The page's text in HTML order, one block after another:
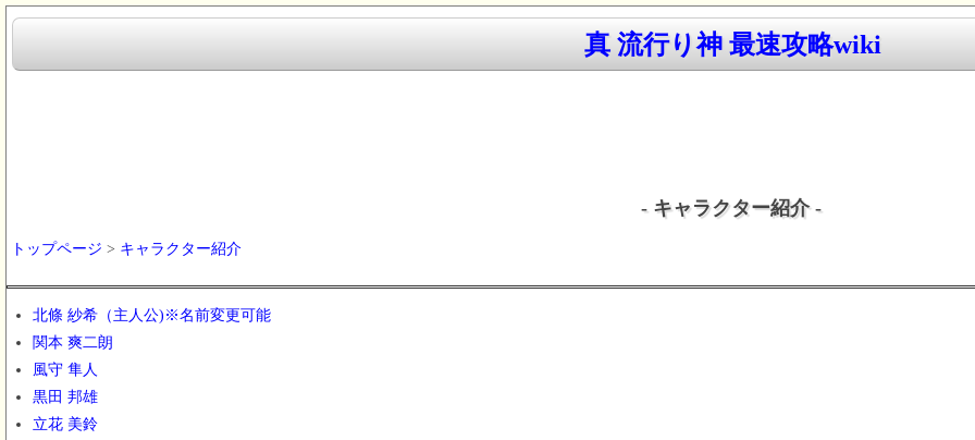
真 流行り神 最速攻略wiki
- キャラクター紹介 -
トップページ > キャラクター紹介
北條 紗希（主人公)※名前変更可能
関本 爽二朗
風守 隼人
黒田 邦雄
立花 美鈴